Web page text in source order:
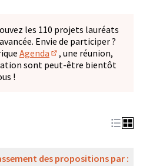
les 110 projets lauréats
Envie de participer ?
Agenda
(S'ouvre dans un
, une réunion,
sont peut-être bientôt
!
des propositions par :